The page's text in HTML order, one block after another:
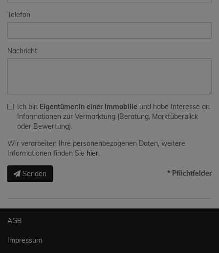
Telefon
Nachricht
Ich bin Eigentümer:in einer Immobilie und habe Interesse an
Informationen zur Vermarktung (Beratung, Marktüberblick
oder Bewertung).
Wir verarbeiten Ihre personenbezogenen Daten, weitere
Informationen finden Sie hier.
Senden * Pflichtfelder
AGB
Impressum